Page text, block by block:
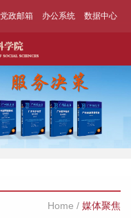
党政邮箱 办公系统 数据中心
Home / 媒体聚焦